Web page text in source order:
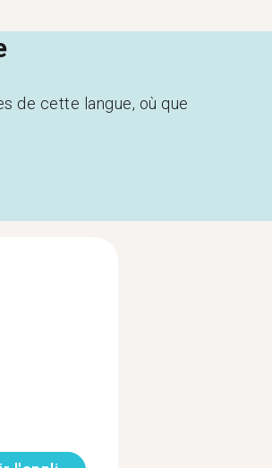
de cette langue, où que